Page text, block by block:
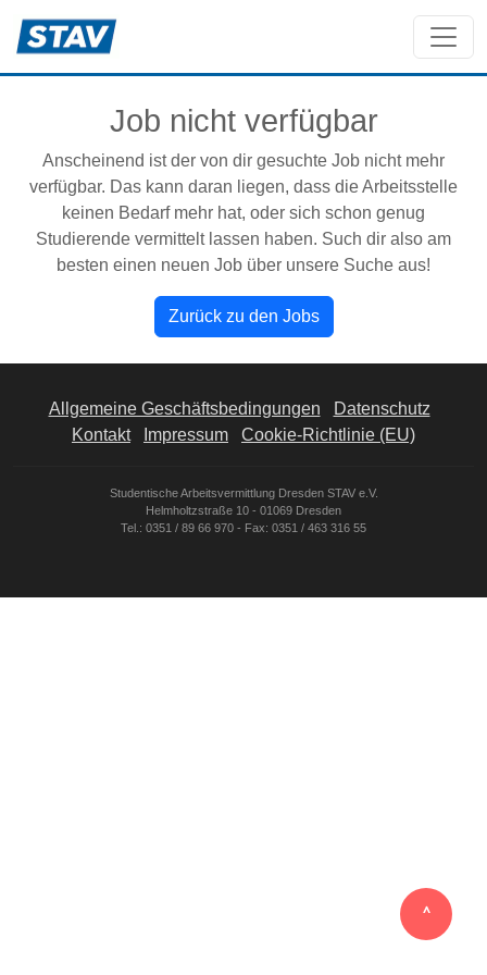
‸
Job nicht verfügbar
Anscheinend ist der von dir gesuchte Job nicht mehr
verfügbar. Das kann daran liegen, dass die Arbeitsstelle
keinen Bedarf mehr hat, oder sich schon genug
Studierende vermittelt lassen haben. Such dir also am
besten einen neuen Job über unsere Suche aus!
Zurück zu den Jobs
Allgemeine Geschäftsbedingungen
Datenschutz
Kontakt
Impressum Cookie-Richtlinie (EU)
Studentische Arbeitsvermittlung Dresden STAV e.V.
Helmholtzstraße 10 - 01069 Dresden
Tel.: 0351 / 89 66 970 - Fax: 0351 / 463 316 55